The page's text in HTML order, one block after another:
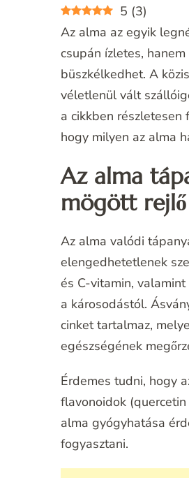
5 (3)
Az alma az egyik
csupán ízletes,
büszkélkedhet. A
véletlenül vált
a cikkben
hogy milyen az alma
Az alma
mögött
Az alma valódi
elengedhetetlenek
és C-vitamin,
a károsodástól.
cinket tartalmaz,
egészségének
Érdemes tudni, hogy
flavonoidok
alma gyógyhatása
fogyasztani.